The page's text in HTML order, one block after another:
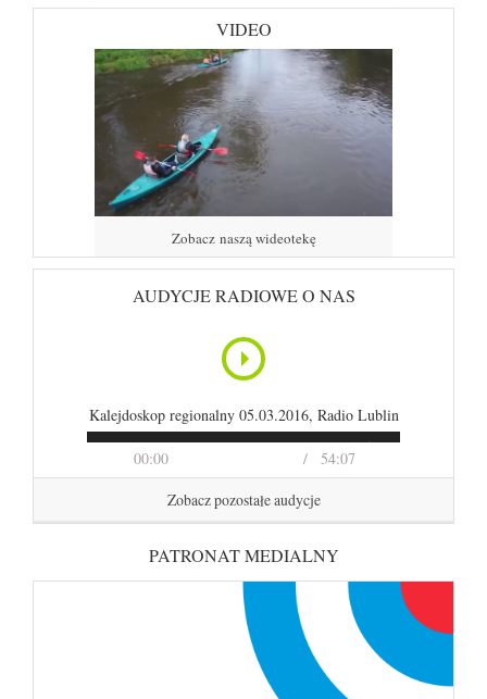
VIDEO
Zobacz naszą wideotekę
AUDYCJE RADIOWE O NAS
00:00 54:07
Kalejdoskop regionalny 05.03.2016, Radio Lublin
Zobacz pozostałe audycje
PATRONAT MEDIALNY